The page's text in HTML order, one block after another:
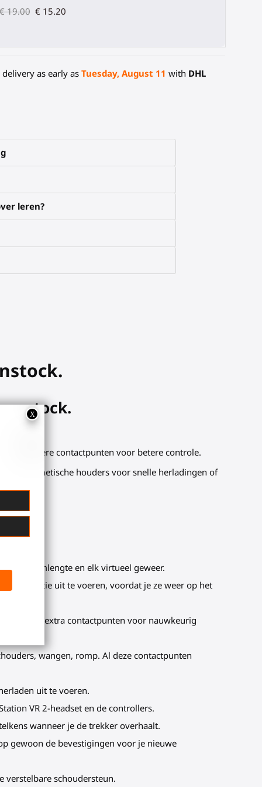
19.00 € 15.20
as early as Tuesday, August 11 with DHL
leren?
meerdere contactpunten voor betere controle.
magnetische houders voor snelle herladingen of
armlengte en elk virtueel geweer.
actie uit te voeren, voordat je ze weer op het
drop) en extra contactpunten voor nauwkeurig
wangen, romp. Al deze contactpunten
uit te voeren.
VR 2-headset en de controllers.
wanneer je de trekker overhaalt.
gewoon de bevestigingen voor je nieuwe
verstelbare schoudersteun.